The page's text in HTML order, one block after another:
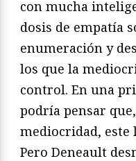
con mucha
dosis de empatía
enumeración y
los que la
control. En una
podría pensar
mediocridad, este
Pero Deneault